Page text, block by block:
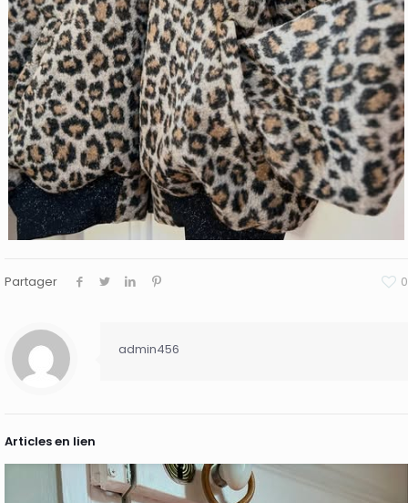
Partager 0
admin456
Articles en lien